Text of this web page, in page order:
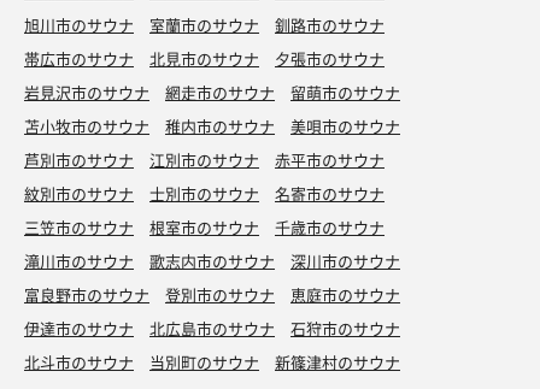
旭川市のサウナ
室蘭市のサウナ
釧路市のサウナ
帯広市のサウナ
北見市のサウナ
夕張市のサウナ
岩見沢市のサウナ
網走市のサウナ
留萌市のサウナ
苫小牧市のサウナ
稚内市のサウナ
美唄市のサウナ
芦別市のサウナ
江別市のサウナ
赤平市のサウナ
紋別市のサウナ
士別市のサウナ
名寄市のサウナ
三笠市のサウナ
根室市のサウナ
千歳市のサウナ
滝川市のサウナ
歌志内市のサウナ
深川市のサウナ
富良野市のサウナ
登別市のサウナ
恵庭市のサウナ
伊達市のサウナ
北広島市のサウナ
石狩市のサウナ
北斗市のサウナ
当別町のサウナ
新篠津村のサウナ